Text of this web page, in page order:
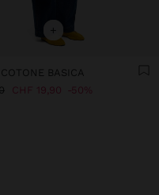
+
BASICA
CHF 19,90 50%